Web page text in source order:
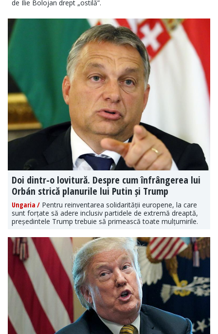
de Ilie Bolojan drept „ostilă”.
Doi dintr-o lovitură. Despre cum înfrângerea lui
Orbán strică planurile lui Putin și Trump
Ungaria / Pentru reinventarea solidarității europene, la care
sunt forțate să adere inclusiv partidele de extremă dreaptă,
președintele Trump trebuie să primească toate mulțumirile.